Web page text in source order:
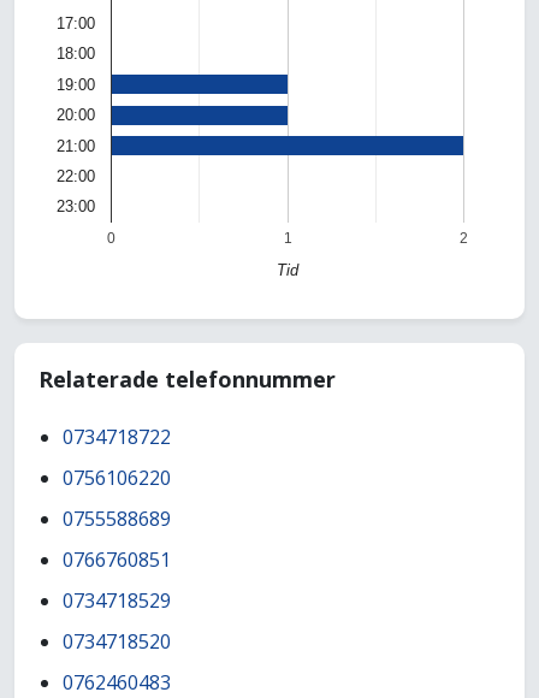
0 1 2
17:00
18:00
19:00
20:00
21:00
22:00
23:00
Tid
Relaterade telefonnummer
0734718722
0756106220
0755588689
0766760851
0734718529
0734718520
0762460483